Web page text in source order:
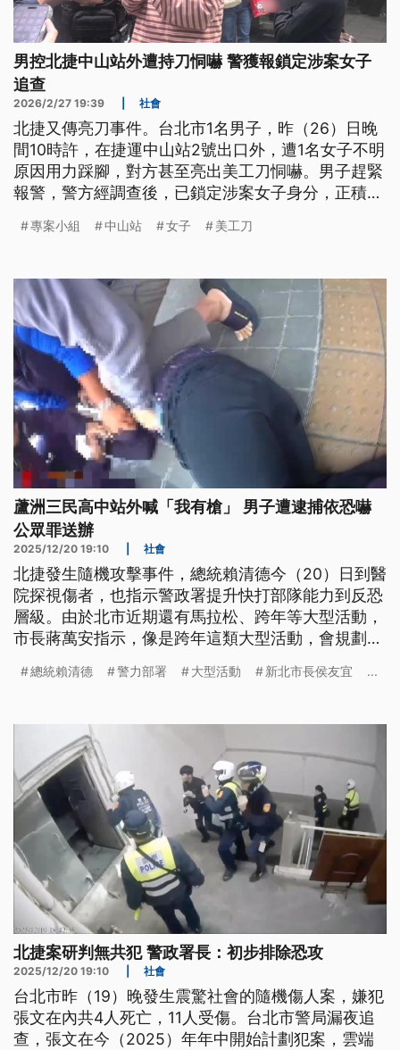
男控北捷中山站外遭持刀恫嚇 警獲報鎖定涉案女子
追查
2026/2/27 19:39 社會
北捷又傳亮刀事件。台北市1名男子，昨（26）日晚
間10時許，在捷運中山站2號出口外，遭1名女子不明
原因用力踩腳，對方甚至亮出美工刀恫嚇。男子趕緊
報警，警方經調查後，已鎖定涉案女子身分，正積極
專案小組 中山站 女子 美工刀
蘆洲三民高中站外喊「我有槍」 男子遭逮捕依恐嚇
公眾罪送辦
2025/12/20 19:10 社會
北捷發生隨機攻擊事件，總統賴清德今（20）日到醫
院探視傷者，也指示警政署提升快打部隊能力到反恐
層級。由於北市近期還有馬拉松、跨年等大型活動，
市長蔣萬安指示，像是跨年這類大型活動，會規劃現
集處警力部署，今日新北蘆洲三民高中捷運站外，卻
總統賴清德 警力部署 大型活動 新北市長侯友宜 ...
北捷案研判無共犯 警政署長：初步排除恐攻
2025/12/20 19:10 社會
台北市昨（19）晚發生震驚社會的隨機傷人案，嫌犯
張文在內共4人死亡，11人受傷。台北市警局漏夜追
查，張文在今（2025）年年中開始計劃犯案，雲端